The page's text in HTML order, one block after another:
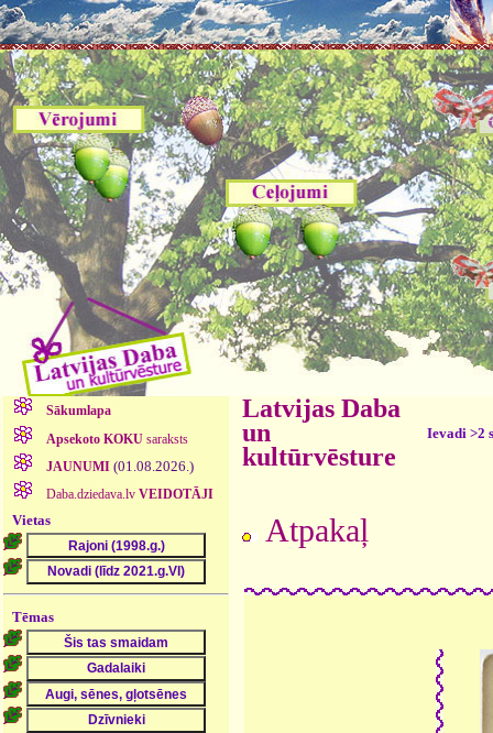
Sākumlapa
Apsekoto KOKUsaraksts
JAUNUMI (01.08.2026.)
Daba.dziedava.lv VEIDOTĀJI
Vietas
Tēmas
Latvijas Daba
un
kultūrvēsture
Ievadi >2
Atpakaļ